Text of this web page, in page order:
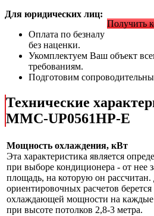
Получить
Для юридических лиц:
Оплата по безналу
без наценки.
Укомплектуем Ваш объект
требованиям.
Подготовим
Технические
MMC-UP0561HP-E
Мощность охлаждения, кВт
Эта характеристика является
при выборе кондиционера - от нее
площадь, на которую он рассчитан.
ориентировочных расчетов
охлаждающей мощности на
при высоте потолков 2,8-3 метра.